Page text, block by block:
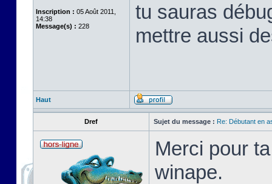
Inscription : 05 Août 2011,
14:38
Message(s) : 228
tu sauras
mettre aussi
Haut
Dref Sujet du message : Re: Débutant en
Merci pour
winape.